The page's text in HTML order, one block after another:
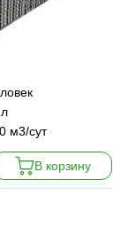
м3/сут
В корзину